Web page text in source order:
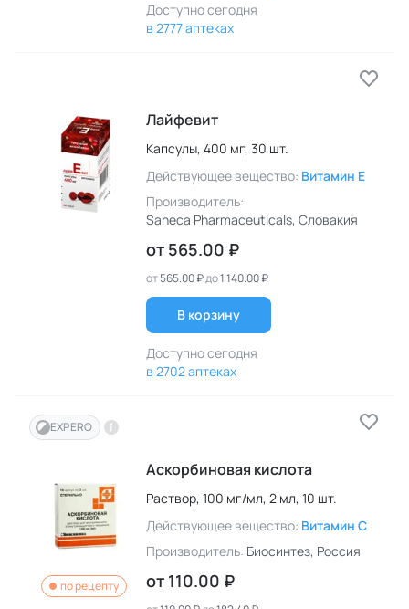
Доступно сегодня
в 2777 аптеках
Лайфевит
Капсулы, 400 мг, 30 шт.
Действующее вещество: Витамин E
Производитель:
Saneca Pharmaceuticals, Словакия
от 565.00 ₽
от565.00 ₽до1 140.00 ₽
В корзину
Доступно сегодня
в 2702 аптеках
EXPERO
по рецепту
Аскорбиновая кислота
Раствор, 100 мг/мл, 2 мл, 10 шт.
Действующее вещество: Витамин C
Производитель: Биосинтез, Россия
от 110.00 ₽